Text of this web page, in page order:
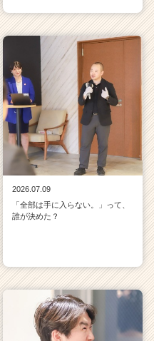
2026.07.09
「全部は手に入らない。」って、
誰が決めた？